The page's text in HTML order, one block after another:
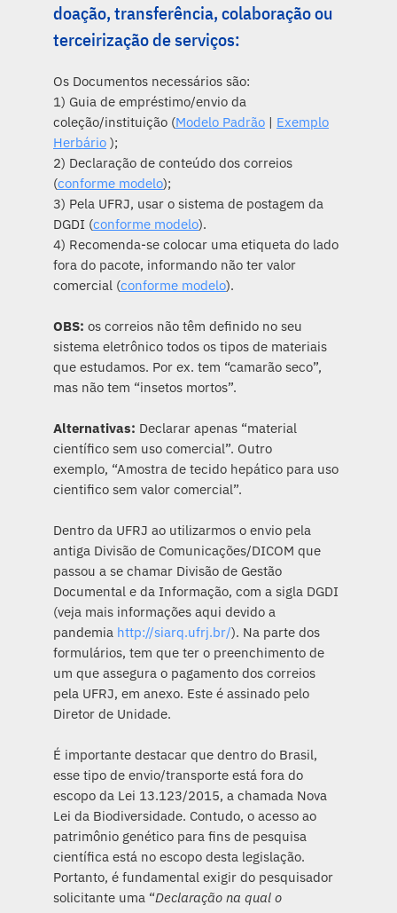
doação, transferência, colaboração ou
terceirização de serviços:
Os Documentos necessários são:
1) Guia de empréstimo/envio da
coleção/instituição (Modelo Padrão | Exemplo
Herbário );
2) Declaração de conteúdo dos correios
(conforme modelo);
3) Pela UFRJ, usar o sistema de postagem da
DGDI (conforme modelo).
4) Recomenda-se colocar uma etiqueta do lado
fora do pacote, informando não ter valor
comercial (conforme modelo).
OBS: os correios não têm definido no seu
sistema eletrônico todos os tipos de materiais
que estudamos. Por ex. tem “camarão seco”,
mas não tem “insetos mortos”.
Alternativas: Declarar apenas “material
científico sem uso comercial”. Outro
exemplo, “Amostra de tecido hepático para uso
cientifico sem valor comercial”.
Dentro da UFRJ ao utilizarmos o envio pela
antiga Divisão de Comunicações/DICOM que
passou a se chamar Divisão de Gestão
Documental e da Informação, com a sigla DGDI
(veja mais informações aqui devido a
pandemia http://siarq.ufrj.br/). Na parte dos
formulários, tem que ter o preenchimento de
um que assegura o pagamento dos correios
pela UFRJ, em anexo. Este é assinado pelo
Diretor de Unidade.
É importante destacar que dentro do Brasil,
esse tipo de envio/transporte está fora do
escopo da Lei 13.123/2015, a chamada Nova
Lei da Biodiversidade. Contudo, o acesso ao
patrimônio genético para fins de pesquisa
científica está no escopo desta legislação.
Portanto, é fundamental exigir do pesquisador
solicitante uma “Declaração na qual o